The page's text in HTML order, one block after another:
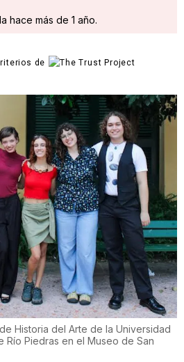
hace más de 1 año.
de
Historia del Arte de la Universidad
Río Piedras en el Museo de San